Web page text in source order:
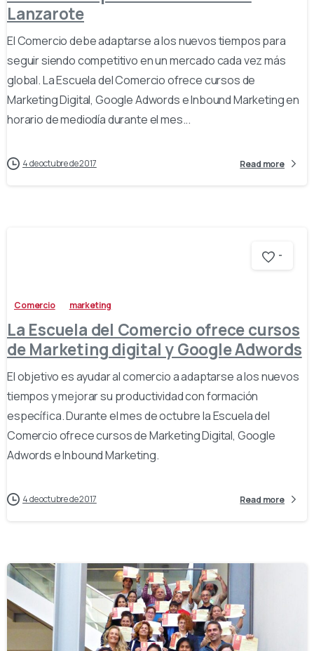
Lanzarote
El Comercio debe adaptarse a los nuevos tiempos para
seguir siendo competitivo en un mercado cada vez más
global. La Escuela del Comercio ofrece cursos de
Marketing Digital, Google Adwords e Inbound Marketing en
horario de mediodía durante el mes...
4 de octubre de 2017 Read more
-
Comercio marketing
La Escuela del Comercio ofrece cursos
de Marketing digital y Google Adwords
El objetivo es ayudar al comercio a adaptarse a los nuevos
tiempos y mejorar su productividad con formación
específica. Durante el mes de octubre la Escuela del
Comercio ofrece cursos de Marketing Digital, Google
Adwords e Inbound Marketing.
4 de octubre de 2017 Read more